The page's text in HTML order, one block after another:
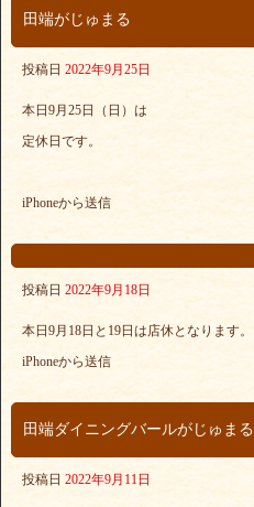
田端がじゅまる
投稿日 2022年9月25日
本日9月25日（日）は
定休日です。
iPhoneから送信
投稿日 2022年9月18日
本日9月18日と19日は店休となります。
iPhoneから送信
田端ダイニングバールがじゅまる
投稿日 2022年9月11日